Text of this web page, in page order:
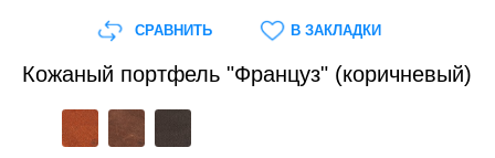
Кожаный портфель "Француз" (коричневый)
СРАВНИТЬ В ЗАКЛАДКИ